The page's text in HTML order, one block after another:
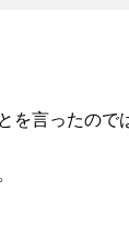
を言ったので